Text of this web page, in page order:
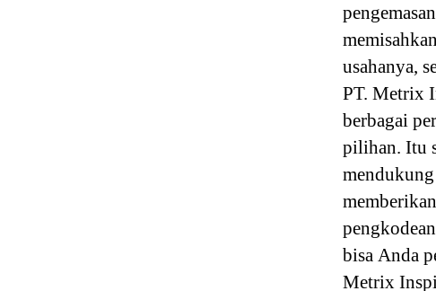
usahanya,
PT. Metrix
berbagai
pilihan. Itu
bisa Anda
Metrix